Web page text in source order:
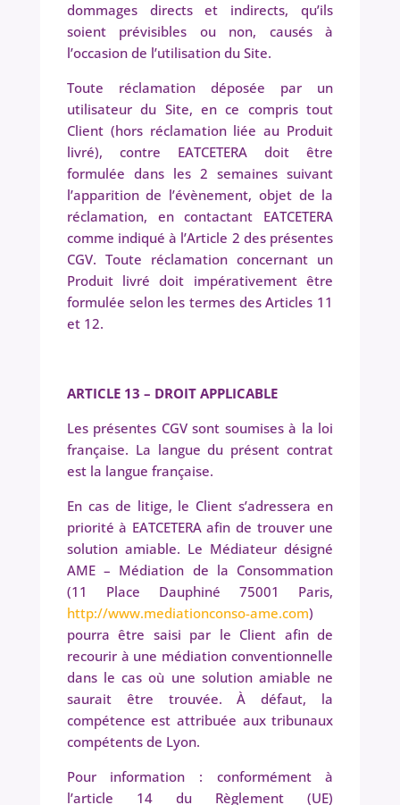
dommages directs et indirects, qu’ils
soient prévisibles ou non, causés à
l’occasion de l’utilisation du Site.
Toute réclamation déposée par un
utilisateur du Site, en ce compris tout
Client (hors réclamation liée au Produit
livré), contre EATCETERA doit être
formulée dans les 2 semaines suivant
l’apparition de l’évènement, objet de la
réclamation, en contactant EATCETERA
comme indiqué à l’Article 2 des présentes
CGV. Toute réclamation concernant un
Produit livré doit impérativement être
formulée selon les termes des Articles 11
et 12.
ARTICLE 13 – DROIT APPLICABLE
Les présentes CGV sont soumises à la loi
française. La langue du présent contrat
est la langue française.
En cas de litige, le Client s’adressera en
priorité à EATCETERA afin de trouver une
solution amiable. Le Médiateur désigné
AME – Médiation de la Consommation
(11 Place Dauphiné 75001 Paris,
http://www.mediationconso-ame.com)
pourra être saisi par le Client afin de
recourir à une médiation conventionnelle
dans le cas où une solution amiable ne
saurait être trouvée. À défaut, la
compétence est attribuée aux tribunaux
compétents de Lyon.
Pour information : conformément à
l’article 14 du Règlement (UE)